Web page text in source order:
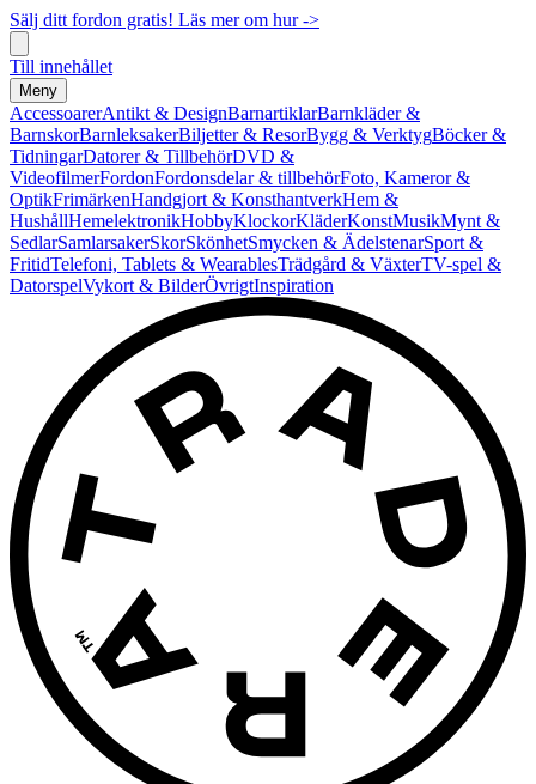
Sälj ditt fordon gratis! Läs mer om hur ->
Till innehållet
Meny
AccessoarerAntikt & DesignBarnartiklarBarnkläder &
BarnskorBarnleksakerBiljetter & ResorBygg & VerktygBöcker &
TidningarDatorer & TillbehörDVD &
VideofilmerFordonFordonsdelar & tillbehörFoto, Kameror &
OptikFrimärkenHandgjort & KonsthantverkHem &
HushållHemelektronikHobbyKlockorKläderKonstMusikMynt &
SedlarSamlarsakerSkorSkönhetSmycken & ÄdelstenarSport &
FritidTelefoni, Tablets & WearablesTrädgård & VäxterTV-spel &
DatorspelVykort & BilderÖvrigtInspiration